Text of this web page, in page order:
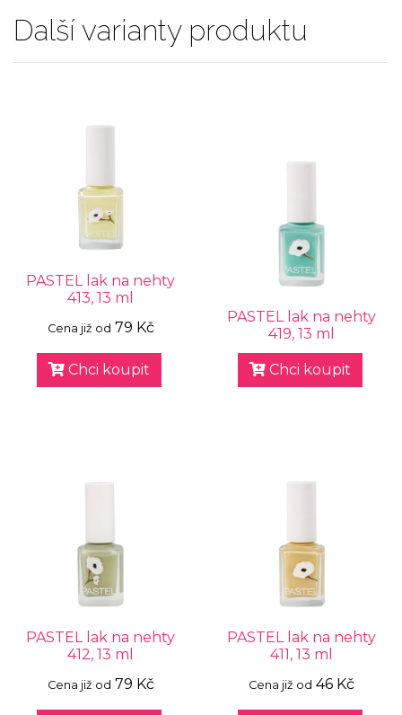
Další varianty produktu
PASTEL lak na nehty
413, 13 ml
Cena již od 79 Kč
Chci koupit
PASTEL lak na nehty
419, 13 ml
Chci koupit
PASTEL lak na nehty
412, 13 ml
Cena již od 79 Kč
PASTEL lak na nehty
411, 13 ml
Cena již od 46 Kč